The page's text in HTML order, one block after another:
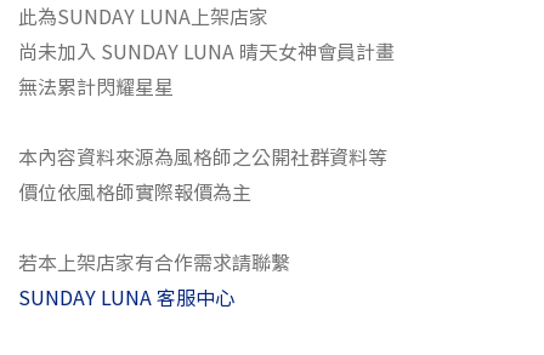
此為SUNDAY LUNA上架店家
尚未加入 SUNDAY LUNA 晴天女神會員計畫
無法累計閃耀星星
本內容資料來源為風格師之公開社群資料等
價位依風格師實際報價為主
若本上架店家有合作需求請聯繫
SUNDAY LUNA 客服中心